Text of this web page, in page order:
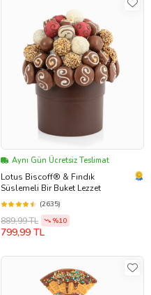
Aynı Gün Ücretsiz Teslimat
Lotus Biscoff® & Fındık
Süslemeli Bir Buket Lezzet
(2635)
889,99 TL %10
799,99 TL